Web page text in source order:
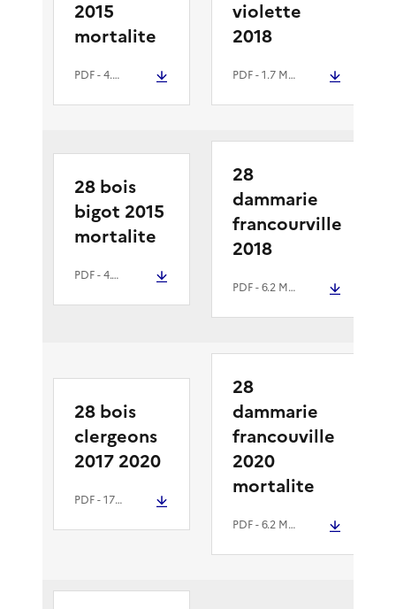
2015
mortalite
PDF- 4.5 Mio
violette
2018
PDF- 1.7 Mio
28 bois
bigot 2015
mortalite
PDF- 4.1 Mio
28
dammarie
francourville
2018
PDF- 6.2 Mio
28 bois
clergeons
2017 2020
PDF- 17 Mio
28
dammarie
francouville
2020
mortalite
PDF- 6.2 Mio